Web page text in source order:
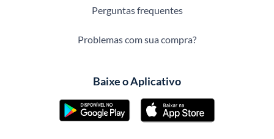
Perguntas frequentes
Problemas com sua compra?
Baixe o Aplicativo